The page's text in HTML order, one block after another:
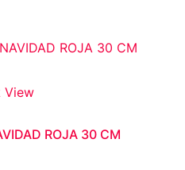
View
ROJA 30 CM